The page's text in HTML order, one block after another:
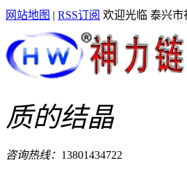
网站地图 | RSS订阅 欢迎光临 泰兴市
质的结晶
咨询热线： 13801434722